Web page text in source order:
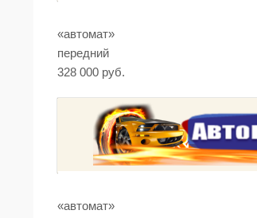
«автомат»
передний
328 000 руб.
«автомат»